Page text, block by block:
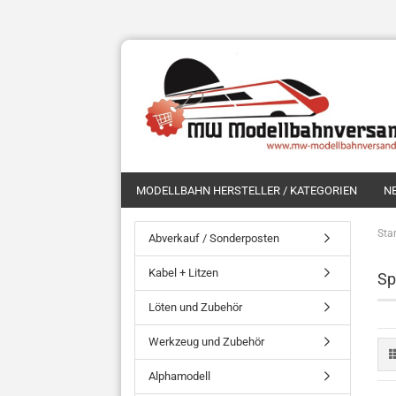
MODELLBAHN HERSTELLER / KATEGORIEN
Abverkauf / Sonderposten
Kabel + Litzen
Löten und Zubehör
Werkzeug und Zubehör
Alphamodell